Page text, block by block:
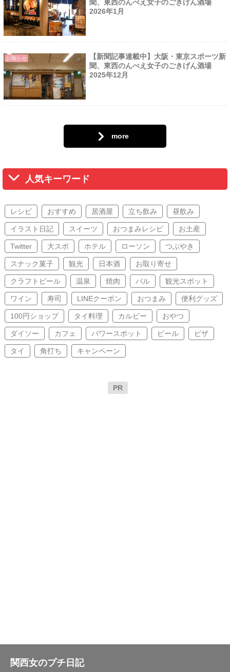
聞、東西のんべえ女子のごきげん酒場
2026年1月
お知らせ
【新聞記事連載中】大阪・東京スポーツ新
聞、東西のんべえ女子のごきげん酒場
2025年12月
more
人気キーワード
レシピ おすすめ 居酒屋 立ち飲み 昼飲み
イラスト日記 スイーツ おつまみレシピ お土産
Twitter 大スポ ホテル ローソン つぶやき
スナック菓子 観光 日本酒 お取り寄せ
クラフトビール 温泉 焼肉 バル 観光スポット
ワイン 寿司 LINEクーポン おつまみ 便利グッズ
100円ショップ タイ料理 カルビー おやつ
ダイソー カフェ パワースポット ビール ピザ
タイ 角打ち キャンペーン
PR
関西女のプチ日記